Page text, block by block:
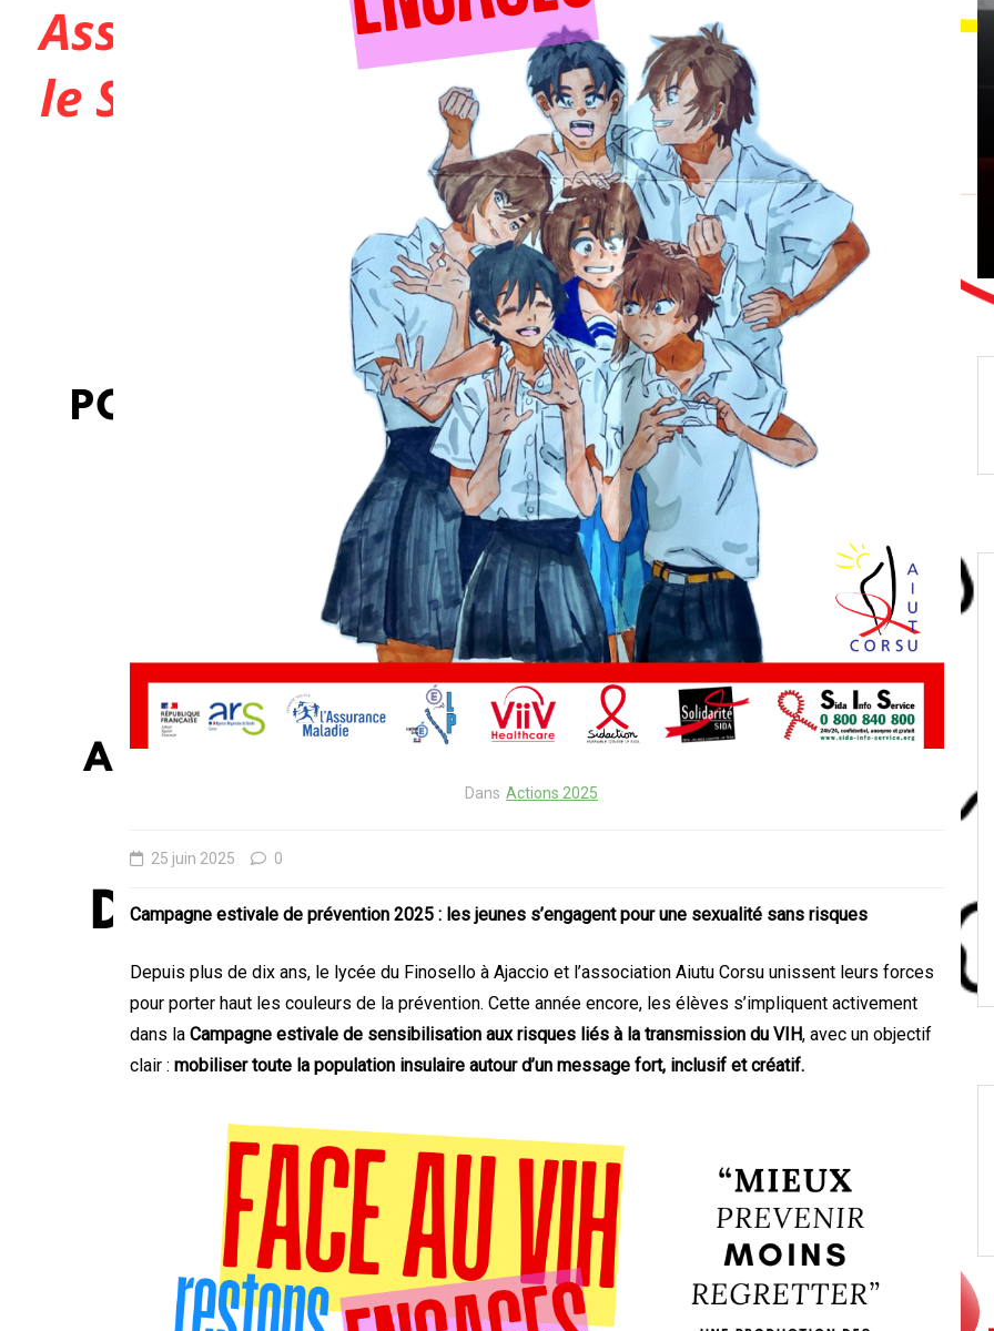
Dans Actions 2025
25 juin 2025 0
Campagne estivale de prévention 2025 : les jeunes s’engagent pour une sexualité sans risques
Depuis plus de dix ans, le lycée du Finosello à Ajaccio et l’association Aiutu Corsu unissent leurs forces
pour porter haut les couleurs de la prévention. Cette année encore, les élèves s’impliquent activement
dans la Campagne estivale de sensibilisation aux risques liés à la transmission du VIH, avec un objectif
clair : mobiliser toute la population insulaire autour d’un message fort, inclusif et créatif.
Projection-débat et
sensibilisation : Aiutu Corsu
mobilisée pour la Semaine
de la santé sexuelle 2026
sida vih VIH/Sida
Aiutu Corsu participe à une
table ronde sur la santé
sexuelle sur Frequenza
Nostra
16 juin 2026 0
prevention SIDACTION VIH/Sida